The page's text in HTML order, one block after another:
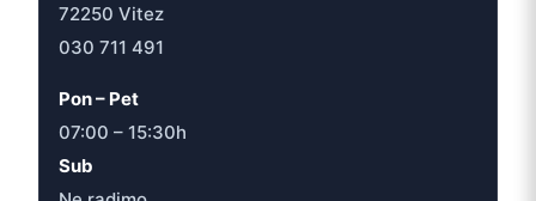
72250 Vitez
030 711 491
Pon – Pet
07:00 – 15:30h
Sub